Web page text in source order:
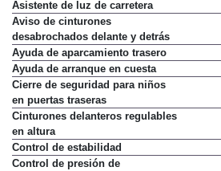
Asistente de luz de carretera
Aviso de cinturones
desabrochados delante y detrás
Ayuda de aparcamiento trasero
Ayuda de arranque en cuesta
Cierre de seguridad para niños
en puertas traseras
Cinturones delanteros regulables
en altura
Control de estabilidad
Control de presión de